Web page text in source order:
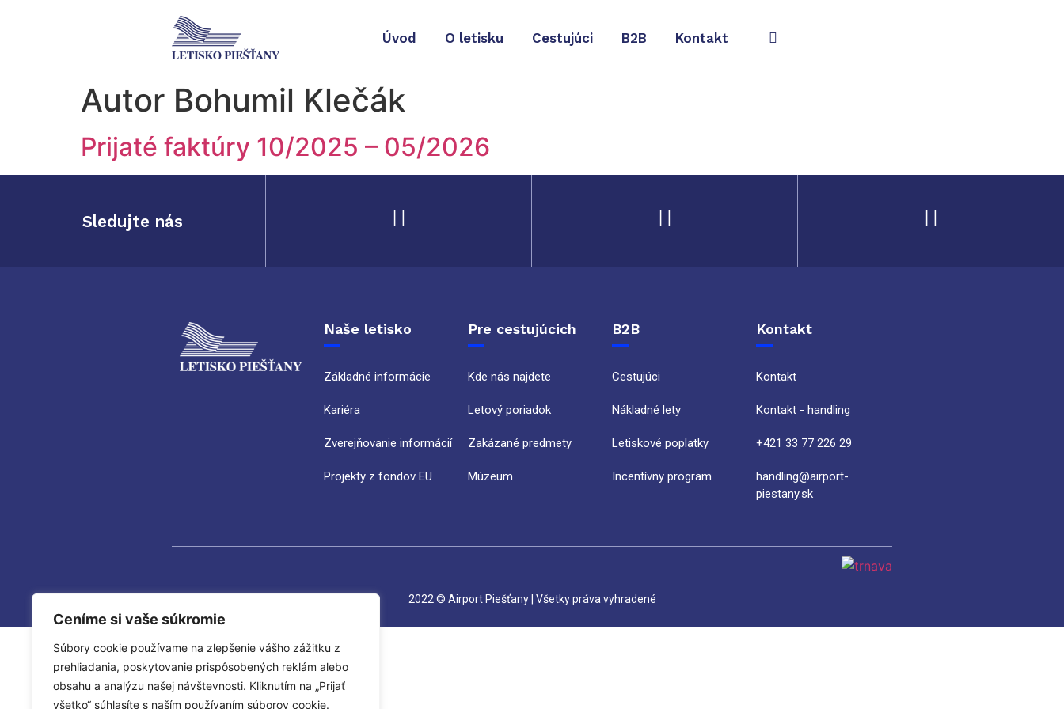
Ceníme si vaše súkromie
Súbory cookie používame na zlepšenie vášho zážitku z
prehliadania, poskytovanie prispôsobených reklám alebo
obsahu a analýzu našej návštevnosti. Kliknutím na „Prijať
všetko“ súhlasíte s naším používaním súborov cookie.
Úvod O letisku Cestujúci B2B Kontakt
Autor Bohumil Klečák
Prijaté faktúry 10/2025 – 05/2026
Sledujte nás
Naše letisko
Základné informácie
Kariéra
Zverejňovanie informácií
Projekty z fondov EU
Pre cestujúcich
Kde nás najdete
Letový poriadok
Zakázané predmety
Múzeum
B2B
Cestujúci
Nákladné lety
Letiskové poplatky
Incentívny program
Kontakt
Kontakt
Kontakt - handling
+421 33 77 226 29
handling@airport-
piestany.sk
2022 © Airport Piešťany | Všetky práva vyhradené